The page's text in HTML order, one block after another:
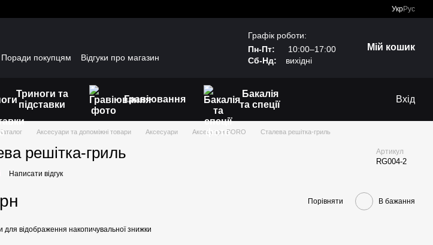
УкрРус
Поради покупцям
Відгуки про магазин
Графік роботи:
Пн-Пт:
10:00–17:00
Сб-Нд:
вихідні
Мій кошик
Триноги та
підставки
Гравіювання
Бакалія
та спеції
Вхід
Каталог Аксесуари та допоміжні товари Аксесуари Аксесуари BORO Сталева решітка-гриль
решітка-гриль Артикул
RG004-2
Написати відгук
Порівняти В бажання
для відображення накопичувальної знижки